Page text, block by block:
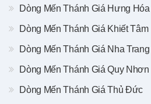
Dòng Mến Thánh Giá Hưng Hóa
Dòng Mến Thánh Giá Khiết Tâm
Dòng Mến Thánh Giá Nha Trang
Dòng Mến Thánh Giá Quy Nhơn
Dòng Mến Thánh Giá Thủ Đức